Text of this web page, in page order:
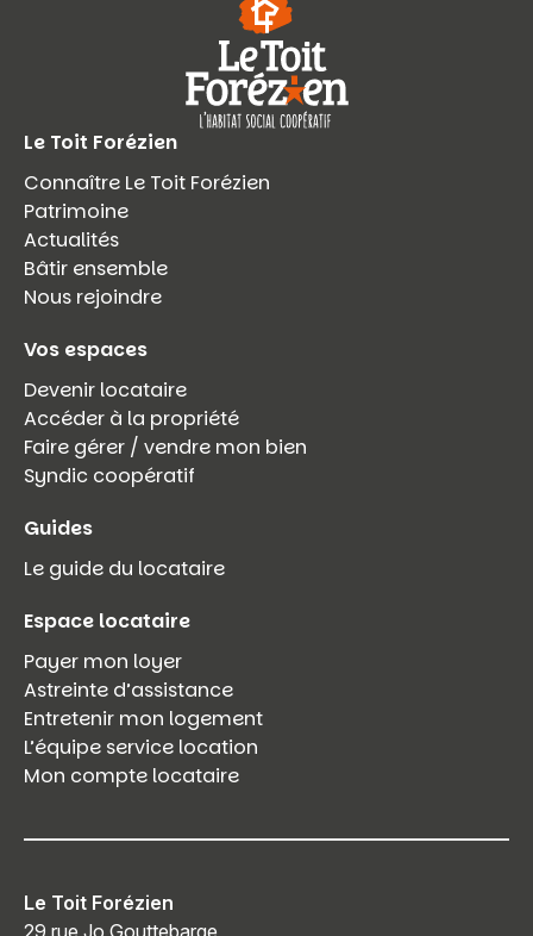
Le Toit Forézien
Connaître Le Toit Forézien
Patrimoine
Actualités
Bâtir ensemble
Nous rejoindre
Vos espaces
Devenir locataire
Accéder à la propriété
Faire gérer / vendre mon bien
Syndic coopératif
Guides
Le guide du locataire
Espace locataire
Payer mon loyer
Astreinte d’assistance
Entretenir mon logement
L’équipe service location
Mon compte locataire
Le Toit Forézien